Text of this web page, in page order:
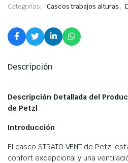
Categorías: Cascos trabajos alturas,
Descripción
Descripción Detallada del
de Petzl
Introducción
El casco STRATO VENT de Petzl
confort excepcional y una